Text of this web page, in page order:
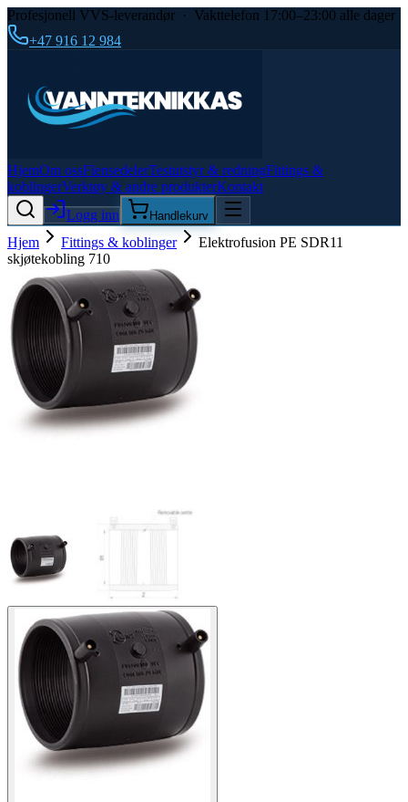
Profesjonell VVS-leverandør · Vakttelefon 17:00–23:00 alle dager
+47 916 12 984
HjemOm ossFlensedelerTestutstyr & redningFittings &
koblingerVerktøy & andre produkterKontakt
Logg inn
Handlekurv
Hjem Fittings & koblinger
Elektrofusion PE SDR11
skjøtekobling 710